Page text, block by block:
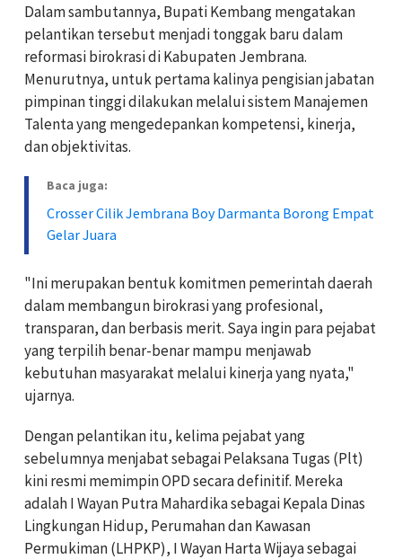
Dalam sambutannya, Bupati Kembang mengatakan
pelantikan tersebut menjadi tonggak baru dalam
reformasi birokrasi di Kabupaten Jembrana.
Menurutnya, untuk pertama kalinya pengisian jabatan
pimpinan tinggi dilakukan melalui sistem Manajemen
Talenta yang mengedepankan kompetensi, kinerja,
dan objektivitas.
Baca juga:
Crosser Cilik Jembrana Boy Darmanta Borong Empat
Gelar Juara
"Ini merupakan bentuk komitmen pemerintah daerah
dalam membangun birokrasi yang profesional,
transparan, dan berbasis merit. Saya ingin para pejabat
yang terpilih benar-benar mampu menjawab
kebutuhan masyarakat melalui kinerja yang nyata,"
ujarnya.
Dengan pelantikan itu, kelima pejabat yang
sebelumnya menjabat sebagai Pelaksana Tugas (Plt)
kini resmi memimpin OPD secara definitif. Mereka
adalah I Wayan Putra Mahardika sebagai Kepala Dinas
Lingkungan Hidup, Perumahan dan Kawasan
Permukiman (LHPKP), I Wayan Harta Wijaya sebagai